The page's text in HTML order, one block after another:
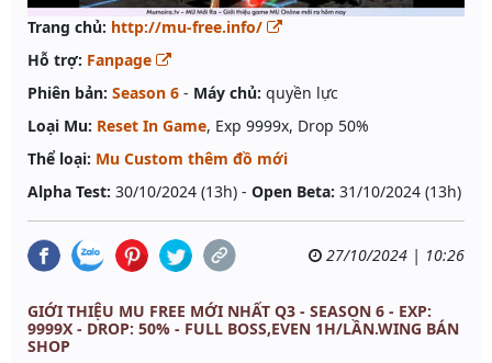
Trang chủ: http://mu-free.info/
Hỗ trợ: Fanpage
Phiên bản: Season 6 - Máy chủ: quyền lực
Loại Mu: Reset In Game, Exp 9999x, Drop 50%
Thể loại: Mu Custom thêm đồ mới
Alpha Test: 30/10/2024 (13h) - Open Beta: 31/10/2024 (13h)
27/10/2024 | 10:26
GIỚI THIỆU MU FREE MỚI NHẤT Q3 - SEASON 6 - EXP:
9999X - DROP: 50% - FULL BOSS,EVEN 1H/LẦN.WING BÁN
SHOP